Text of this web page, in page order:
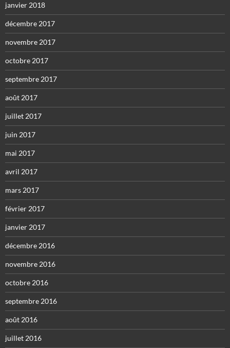
janvier 2018
décembre 2017
novembre 2017
octobre 2017
septembre 2017
août 2017
juillet 2017
juin 2017
mai 2017
avril 2017
mars 2017
février 2017
janvier 2017
décembre 2016
novembre 2016
octobre 2016
septembre 2016
août 2016
juillet 2016